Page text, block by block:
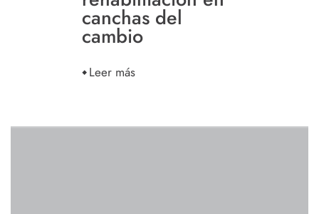
canchas del
cambio
Leer más